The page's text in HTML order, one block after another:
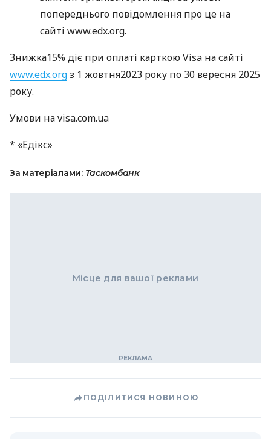
попереднього повідомлення про це на
сайті www.edx.org.
Знижка15% діє при оплаті карткою Visa на сайті
www.edx.orgз 1 жовтня2023 року по 30 вересня 2025
року.
Умови на visa.com.ua
* «Едікс»
За матеріалами: Таскомбанк
Місце для вашої реклами
ПОДІЛИТИСЯ НОВИНОЮ